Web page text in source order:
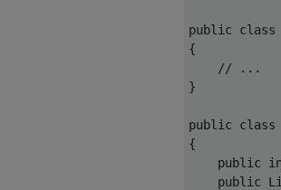
public class
{
// ...
}
public class
{
public
public